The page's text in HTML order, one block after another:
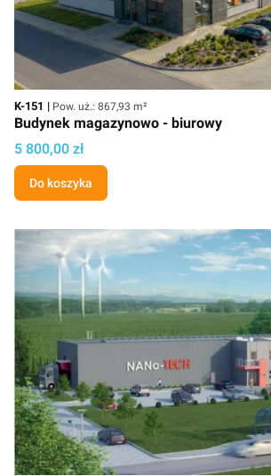
Kod
K-151 Powierzchnia użytkowa
Pow. uż.: 867,93 m²
Budynek magazynowo - biurowy
Cena projektu
5 800,00 zł
Do koszyka